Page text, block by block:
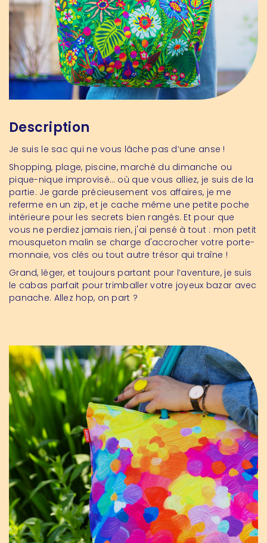
Description
Je suis le sac qui ne vous lâche pas d’une anse !
Shopping, plage, piscine, marché du dimanche ou
pique-nique improvisé… où que vous alliez, je suis de la
partie. Je garde précieusement vos affaires, je me
referme en un zip, et je cache même une petite poche
intérieure pour les secrets bien rangés. Et pour que
vous ne perdiez jamais rien, j'ai pensé à tout : mon petit
mousqueton malin se charge d'accrocher votre porte-
monnaie, vos clés ou tout autre trésor qui traîne !
Grand, léger, et toujours partant pour l’aventure, je suis
le cabas parfait pour trimballer votre joyeux bazar avec
panache. Allez hop, on part ?